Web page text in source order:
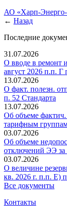
АО «Харп-Энерго-
← Назад
Последние
31.07.2026
О вводе в ремонт
август 2026 п.п. Г
13.07.2026
О факт. полезн.
п. 52 Стандарта
13.07.2026
Об объеме
тарифным
03.07.2026
Об объеме
отключений ЭЭ за
03.07.2026
О величине
кв. 2026 г. п.п. Е)
Все документы
Контакты